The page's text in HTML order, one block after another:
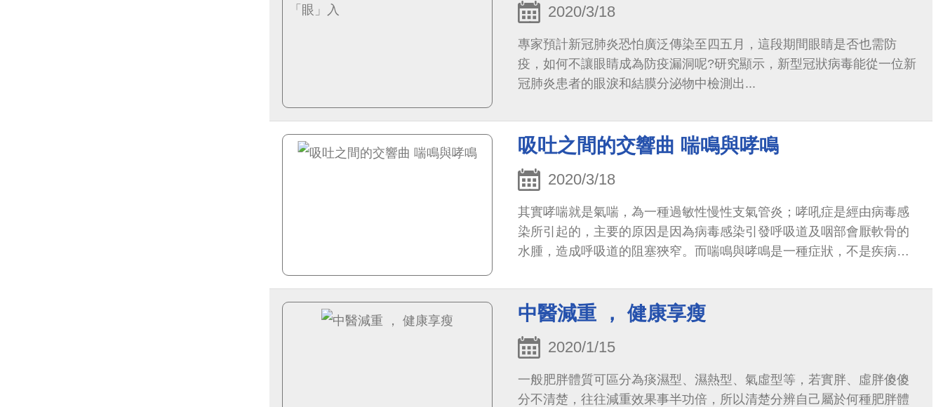
2020/3/18
專家預計新冠肺炎恐怕廣泛傳染至四五月，這段期間眼睛是否也需防
疫，如何不讓眼睛成為防疫漏洞呢?研究顯示，新型冠狀病毒能從一位新
冠肺炎患者的眼淚和結膜分泌物中檢測出...
吸吐之間的交響曲 喘鳴與哮鳴
2020/3/18
其實哮喘就是氣喘，為一種過敏性慢性支氣管炎；哮吼症是經由病毒感
染所引起的，主要的原因是因為病毒感染引發呼吸道及咽部會厭軟骨的
水腫，造成呼吸道的阻塞狹窄。而喘鳴與哮鳴是一種症狀，不是疾病，
中醫減重 ， 健康享瘦
2020/1/15
一般肥胖體質可區分為痰濕型、濕熱型、氣虛型等，若實胖、虛胖傻傻
分不清楚，往往減重效果事半功倍，所以清楚分辨自己屬於何種肥胖體